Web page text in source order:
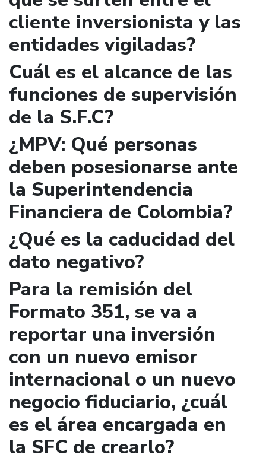
cliente inversionista y las
entidades vigiladas?
Cuál es el alcance de las
funciones de supervisión
de la S.F.C?
¿MPV: Qué personas
deben posesionarse ante
la Superintendencia
Financiera de Colombia?
¿Qué es la caducidad del
dato negativo?
Para la remisión del
Formato 351, se va a
reportar una inversión
con un nuevo emisor
internacional o un nuevo
negocio fiduciario, ¿cuál
es el área encargada en
la SFC de crearlo?